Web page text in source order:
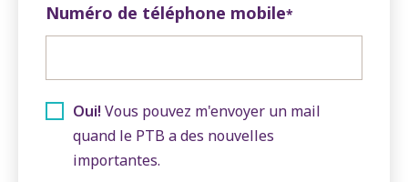
Numéro de téléphone mobile*
Oui! Vous pouvez m'envoyer un mail
quand le PTB a des nouvelles
importantes.